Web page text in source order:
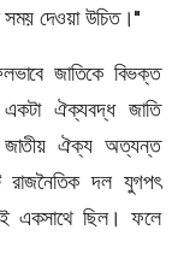
সময় দেওয়া উচিত।"
জাতিকে বিভক্ত
ঐক্যবদ্ধ জাতি
জাতীয় ঐক্য অত্যন্ত
রাজনৈতিক দল যুগপৎ
একসাথে ছিল। ফলে